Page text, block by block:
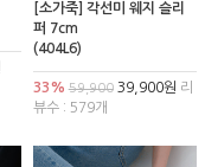
[소가죽] 각선미 웨지 슬리
퍼 7cm
(404L6)
33% 59,90039,900원 리
뷰수 : 579개